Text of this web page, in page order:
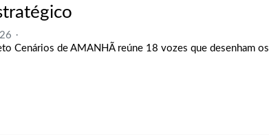
Cenários de AMANHÃ reúne 18 vozes que desenham os